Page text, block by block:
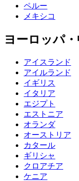
ペルー
メキシコ
ヨーロッパ
アイスランド
アイルランド
イギリス
イタリア
エジプト
エストニア
オランダ
オーストリア
カタール
ギリシャ
クロアチア
ケニア